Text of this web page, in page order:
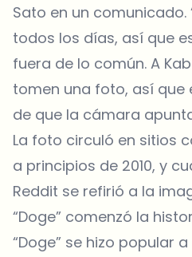
Sato en un
todos los días, así que
fuera de lo común. A
tomen una foto, así
de que la cámara
La foto circuló en sitios
a principios de 2010, y
Reddit se refirió a la
“Doge” comenzó la
“Doge” se hizo popular